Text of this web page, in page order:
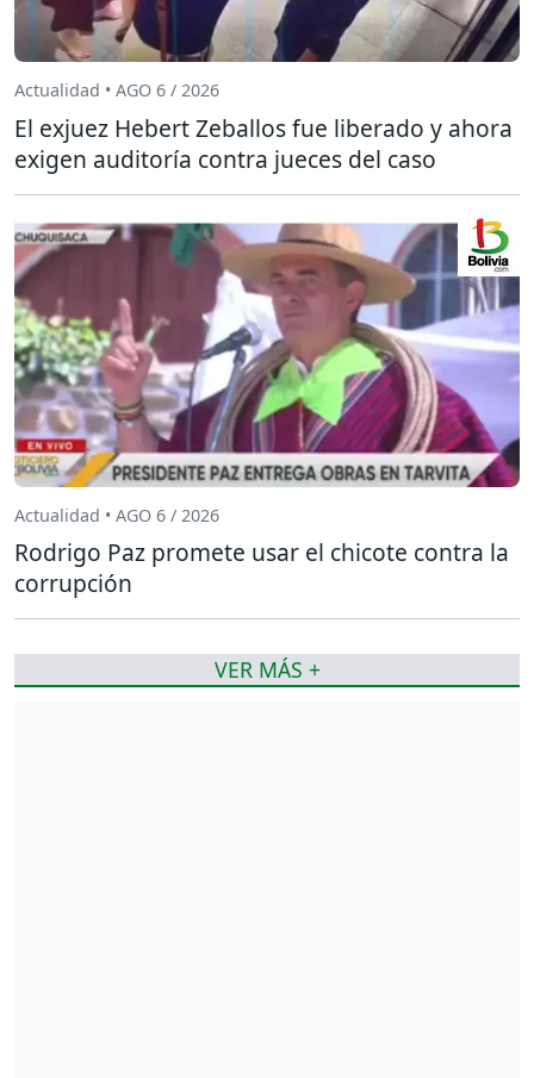
Actualidad • AGO 6 / 2026
El exjuez Hebert Zeballos fue liberado y ahora
exigen auditoría contra jueces del caso
Actualidad • AGO 6 / 2026
Rodrigo Paz promete usar el chicote contra la
corrupción
VER MÁS +